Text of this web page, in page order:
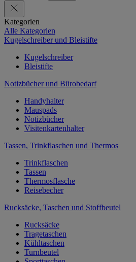
Kategorien
Alle Kategorien
Kugelschreiber und Bleistifte
Kugelschreiber
Bleistifte
Notizbücher und Bürobedarf
Handyhalter
Mauspads
Notizbücher
Visitenkartenhalter
Tassen, Trinkflaschen und Thermos
Trinkflaschen
Tassen
Thermosflasche
Reisebecher
Rucksäcke, Taschen und Stoffbeutel
Rucksäcke
Tragetaschen
Kühltaschen
Turnbeutel